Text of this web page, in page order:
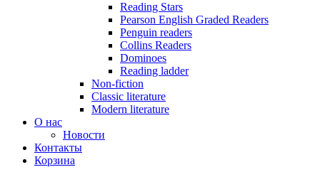
Reading Stars
Pearson English Graded Readers
Penguin readers
Collins Readers
Dominoes
Reading ladder
Non-fiction
Classic literature
Modern literature
О нас
Новости
Контакты
Корзина